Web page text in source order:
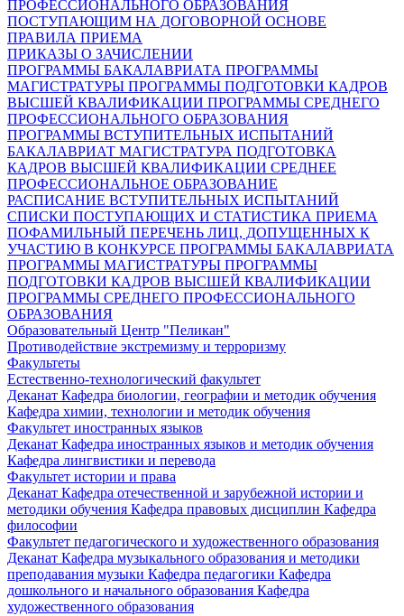
ПРОФЕССИОНАЛЬНОГО ОБРАЗОВАНИЯ
ПОСТУПАЮЩИМ НА ДОГОВОРНОЙ ОСНОВЕ
ПРАВИЛА ПРИЕМА
ПРИКАЗЫ О ЗАЧИСЛЕНИИ
ПРОГРАММЫ БАКАЛАВРИАТА ПРОГРАММЫ
МАГИСТРАТУРЫ ПРОГРАММЫ ПОДГОТОВКИ КАДРОВ
ВЫСШЕЙ КВАЛИФИКАЦИИ ПРОГРАММЫ СРЕДНЕГО
ПРОФЕССИОНАЛЬНОГО ОБРАЗОВАНИЯ
ПРОГРАММЫ ВСТУПИТЕЛЬНЫХ ИСПЫТАНИЙ
БАКАЛАВРИАТ МАГИСТРАТУРА ПОДГОТОВКА
КАДРОВ ВЫСШЕЙ КВАЛИФИКАЦИИ СРЕДНЕЕ
ПРОФЕССИОНАЛЬНОЕ ОБРАЗОВАНИЕ
РАСПИСАНИЕ ВСТУПИТЕЛЬНЫХ ИСПЫТАНИЙ
СПИСКИ ПОСТУПАЮЩИХ И СТАТИСТИКА ПРИЕМА
ПОФАМИЛЬНЫЙ ПЕРЕЧЕНЬ ЛИЦ, ДОПУЩЕННЫХ К
УЧАСТИЮ В КОНКУРСЕ ПРОГРАММЫ БАКАЛАВРИАТА
ПРОГРАММЫ МАГИСТРАТУРЫ ПРОГРАММЫ
ПОДГОТОВКИ КАДРОВ ВЫСШЕЙ КВАЛИФИКАЦИИ
ПРОГРАММЫ СРЕДНЕГО ПРОФЕССИОНАЛЬНОГО
ОБРАЗОВАНИЯ
Образовательный Центр "Пеликан"
Противодействие экстремизму и терроризму
Факультеты
Естественно-технологический факультет
Деканат Кафедра биологии, географии и методик обучения
Кафедра химии, технологии и методик обучения
Факультет иностранных языков
Деканат Кафедра иностранных языков и методик обучения
Кафедра лингвистики и перевода
Факультет истории и права
Деканат Кафедра отечественной и зарубежной истории и
методики обучения Кафедра правовых дисциплин Кафедра
философии
Факультет педагогического и художественного образования
Деканат Кафедра музыкального образования и методики
преподавания музыки Кафедра педагогики Кафедра
дошкольного и начального образования Кафедра
художественного образования